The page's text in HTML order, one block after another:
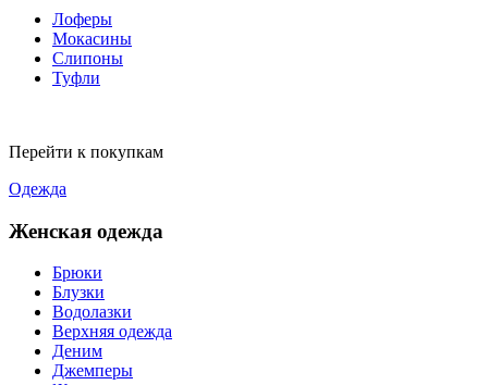
Лоферы
Мокасины
Слипоны
Туфли
Перейти к покупкам
Одежда
Женская одежда
Брюки
Блузки
Водолазки
Верхняя одежда
Деним
Джемперы